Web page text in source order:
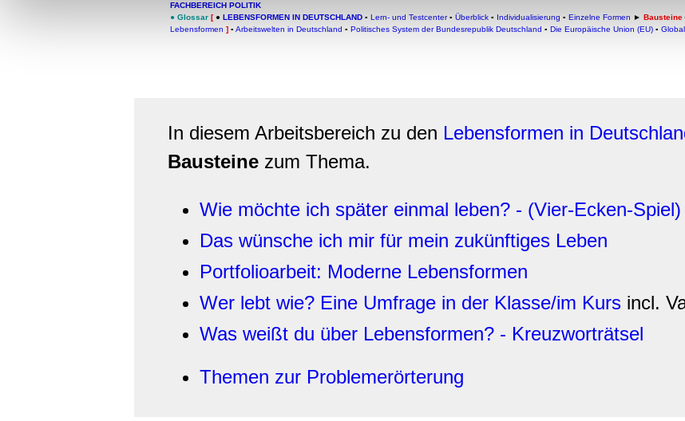
Wir verwenden Cookies, um Inhalte und Anzeigen zu personalisieren, Funktionen für
gesammelt haben.
FACHBEREICH POLITIK
● Glossar [● LEBENSFORMEN IN DEUTSCHLAND ▪ Lern- und Testcenter▪ Überblick ▪ Individualisierung ▪ Einzelne Formen ► Bausteine
Lebensformen ] ▪ Arbeitswelten in Deutschland ▪ Politisches System der Bundesrepublik Deutschland ▪ Die Europäische Union (EU) ▪
In diesem Arbeitsbereich zu den Lebensformen in
Bausteine zum Thema.
Wie möchte ich später einmal leben? - (Vier-Ecken-Spiel)
Das wünsche ich mir für mein zukünftiges Leben
Portfolioarbeit: Moderne Lebensformen
Wer lebt wie? Eine Umfrage in der Klasse/im Kurs incl.
Was weißt du über Lebensformen? - Kreuzworträtsel
Themen zur Problemerörterung